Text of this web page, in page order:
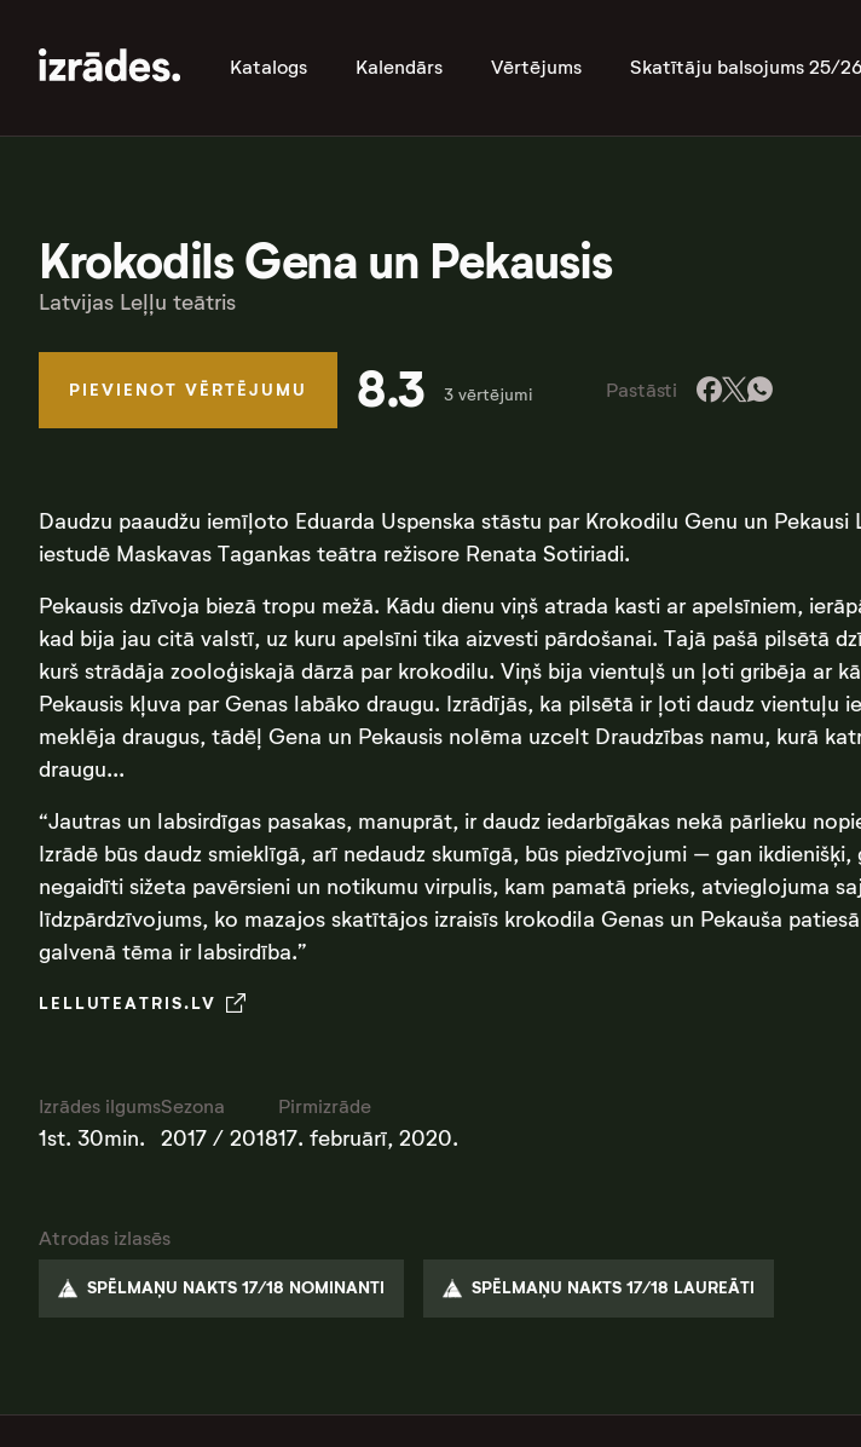
Katalogs Kalendārs Vērtējums Skatītāju balsojums 25/26
Krokodils Gena un Pekausis
Latvijas Leļļu teātris
PIEVIENOT VĒRTĒJUMU 8.3 3 vērtējumi Pastāsti
Daudzu paaudžu iemīļoto Eduarda Uspenska stāstu par Krokodilu Genu un
iestudē Maskavas Tagankas teātra režisore Renata Sotiriadi.
Pekausis dzīvoja biezā tropu mežā. Kādu dienu viņš atrada kasti ar apelsīniem,
kad bija jau citā valstī, uz kuru apelsīni tika aizvesti pārdošanai. Tajā pašā pilsētā
kurš strādāja zooloģiskajā dārzā par krokodilu. Viņš bija vientuļš un ļoti gribēja ar
Pekausis kļuva par Genas labāko draugu. Izrādījās, ka pilsētā ir ļoti daudz vientuļu
meklēja draugus, tādēļ Gena un Pekausis nolēma uzcelt Draudzības namu, kurā
draugu...
“Jautras un labsirdīgas pasakas, manuprāt, ir daudz iedarbīgākas nekā pārlieku
Izrādē būs daudz smieklīgā, arī nedaudz skumīgā, būs piedzīvojumi – gan ikdienišķi,
negaidīti sižeta pavērsieni un notikumu virpulis, kam pamatā prieks, atvieglojuma
līdzpārdzīvojums, ko mazajos skatītājos izraisīs krokodila Genas un Pekauša
galvenā tēma ir labsirdība.”
LELLUTEATRIS.LV
Izrādes ilgums
1st. 30min.
Sezona
2017 / 2018
Pirmizrāde
17. februārī, 2020.
Atrodas izlasēs
SPĒLMAŅU NAKTS 17/18 NOMINANTI SPĒLMAŅU NAKTS 17/18 LAUREĀTI